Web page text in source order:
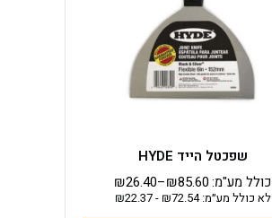
שפכטל הייד HYDE
₪26.40–₪85.60כולל מע"מ:
לא כולל מע״מ: ₪72.54
-
₪22.37
לבחור
את
האפשרויות
בעמוד